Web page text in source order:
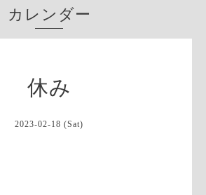
カレンダー
休み
2023-02-18 (Sat)